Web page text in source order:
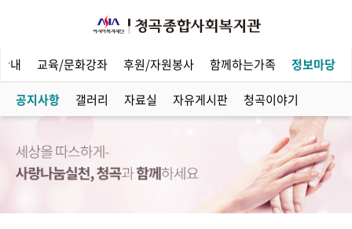
내 교육/문화강좌 후원/자원봉사 함께하는가족 정보마당
공지사항 갤러리 자료실 자유게시판 청곡이야기